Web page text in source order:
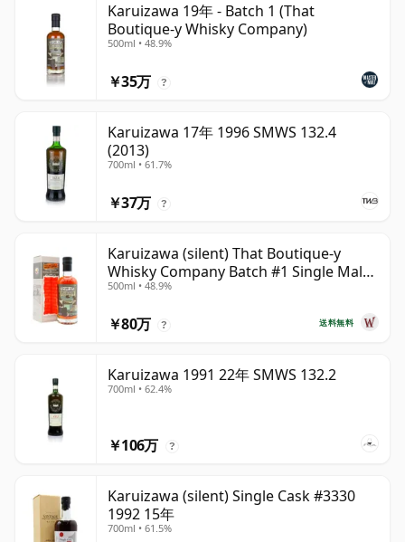
Karuizawa 19年 - Batch 1 (That
Boutique-y Whisky Company)
500ml • 48.9%
￥35万 ?
Karuizawa 17年 1996 SMWS 132.4
(2013)
700ml • 61.7%
￥37万 ?
Karuizawa (silent) That Boutique-y
Whisky Company Batch #1 Single Mal
19年
500ml • 48.9%
送料無料
￥80万 ?
Karuizawa 1991 22年 SMWS 132.2
700ml • 62.4%
￥106万 ?
Karuizawa (silent) Single Cask #3330
1992 15年
700ml • 61.5%